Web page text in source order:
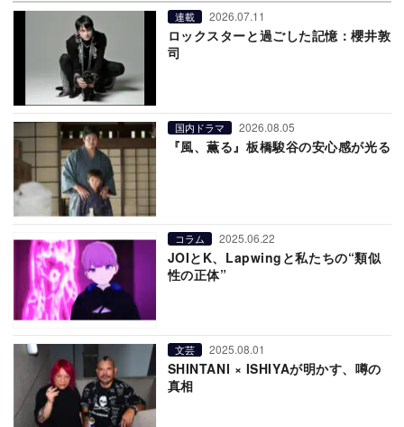
連載 2026.07.11
ロックスターと過ごした記憶：櫻井敦
司
国内ドラマ 2026.08.05
『風、薫る』板橋駿谷の安心感が光る
コラム 2025.06.22
JOIとK、Lapwingと私たちの“類似
性の正体”
文芸 2025.08.01
SHINTANI × ISHIYAが明かす、噂の
真相